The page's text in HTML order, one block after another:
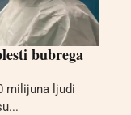
bubrega
milijuna ljudi